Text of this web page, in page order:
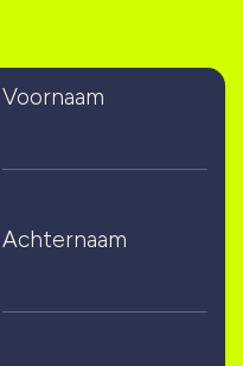
Voornaam
Achternaam